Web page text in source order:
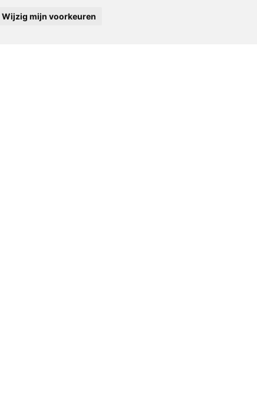
Wijzig mijn voorkeuren